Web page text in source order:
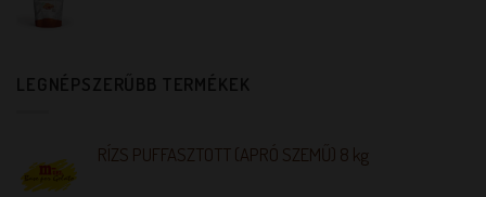
LEGNÉPSZERŰBB TERMÉKEK
RÍZS PUFFASZTOTT (APRÓ SZEMŰ) 8 kg